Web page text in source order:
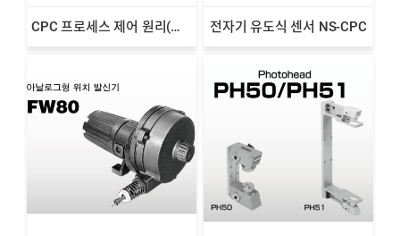
CPC 프로세스 제어 원리(동영상 소개) 전자기 유도식 센서 NS-CPC